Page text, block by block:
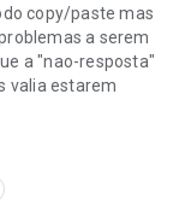
copy/paste mas
a serem
a "nao-resposta"
valia estarem